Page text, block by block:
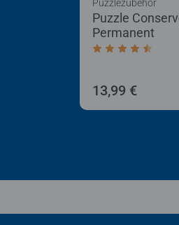
Puzzle
Permanent
Puzzlezubehör
13,99 €